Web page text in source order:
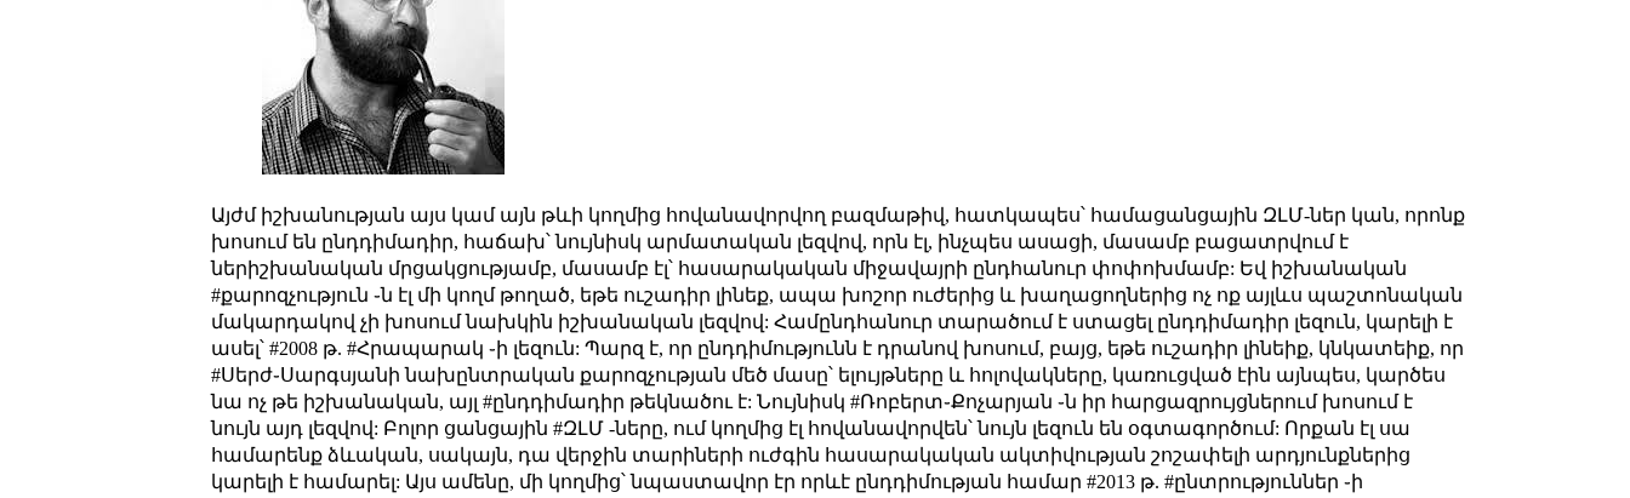
Այժմ իշխանության այս կամ այն թևի կողմից հովանավորվող բազմաթիվ, հատկապես՝ համացանցային ԶԼՄ-ներ կան, որոնք
խոսում են ընդդիմադիր, հաճախ՝ նույնիսկ արմատական լեզվով, որն էլ, ինչպես ասացի, մասամբ բացատրվում է
ներիշխանական մրցակցությամբ, մասամբ էլ՝ հասարակական միջավայրի ընդհանուր փոփոխմամբ: Եվ իշխանական
#քարոզչություն ֊ն էլ մի կողմ թողած, եթե ուշադիր լինեք, ապա խոշոր ուժերից և խաղացողներից ոչ ոք այլևս պաշտոնական
մակարդակով չի խոսում նախկին իշխանական լեզվով: Համընդհանուր տարածում է ստացել ընդդիմադիր լեզուն, կարելի է
ասել՝ #2008 թ. #Հրապարակ ֊ի լեզուն: Պարզ է, որ ընդդիմությունն է դրանով խոսում, բայց, եթե ուշադիր լինեիք, կնկատեիք, որ
#Սերժ֊Սարգսյանի նախընտրական քարոզչության մեծ մասը՝ ելույթները և հոլովակները, կառուցված էին այնպես, կարծես
նա ոչ թե իշխանական, այլ #ընդդիմադիր թեկնածու է: Նույնիսկ #Ռոբերտ֊Քոչարյան ֊ն իր հարցազրույցներում խոսում է
նույն այդ լեզվով: Բոլոր ցանցային #ԶԼՄ -ները, ում կողմից էլ հովանավորվեն՝ նույն լեզուն են օգտագործում: Որքան էլ սա
համարենք ձևական, սակայն, դա վերջին տարիների ուժգին հասարակական ակտիվության շոշափելի արդյունքներից
կարելի է համարել: Այս ամենը, մի կողմից՝ նպաստավոր էր որևէ ընդդիմության համար #2013 թ. #ընտրություններ ֊ի